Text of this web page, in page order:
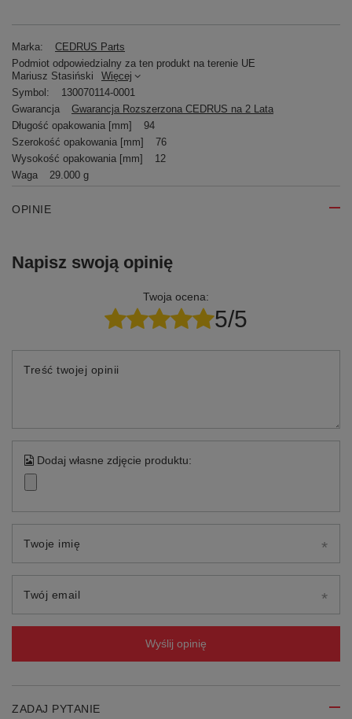
Marka:
CEDRUS Parts
Podmiot odpowiedzialny za ten produkt na terenie UE
Mariusz Stasiński
Więcej
Symbol:
130070114-0001
Gwarancja
Gwarancja Rozszerzona CEDRUS na 2 Lata
Długość opakowania [mm]
94
Szerokość opakowania [mm]
76
Wysokość opakowania [mm]
12
Waga
29.000 g
OPINIE
Napisz swoją opinię
Twoja ocena:
5/5
Treść twojej opinii
Dodaj własne zdjęcie produktu:
Twoje imię
Twój email
Wyślij opinię
ZADAJ PYTANIE